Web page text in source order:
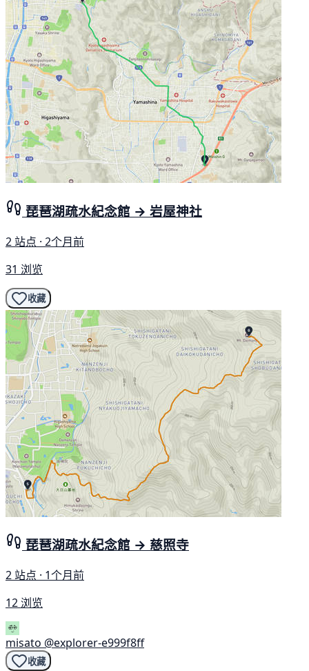
琵琶湖疏水紀念館 → 岩屋神社
2 站点 · 2个月前
31 浏览
收藏
琵琶湖疏水紀念館 → 慈照寺
2 站点 · 1个月前
12 浏览
misato @explorer-e999f8ff
收藏